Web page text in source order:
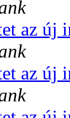
az új
az új